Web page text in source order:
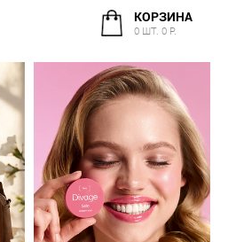
КОРЗИНА
0 ШТ. 0 Р.